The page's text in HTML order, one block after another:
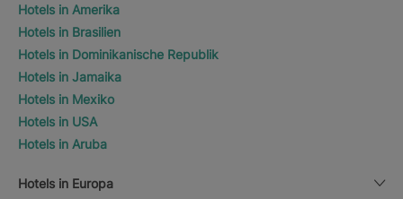
Hotels in Amerika
Hotels in Brasilien
Hotels in Dominikanische Republik
Hotels in Jamaika
Hotels in Mexiko
Hotels in USA
Hotels in Aruba
Hotels in Europa